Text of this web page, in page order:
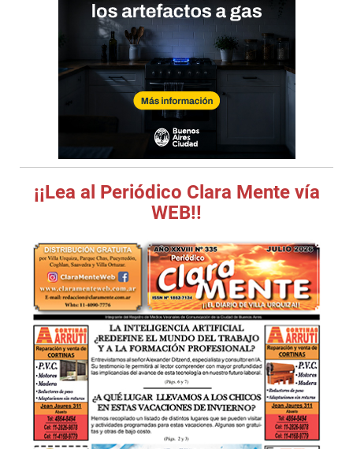
¡¡Lea al Periódico Clara Mente vía
WEB!!